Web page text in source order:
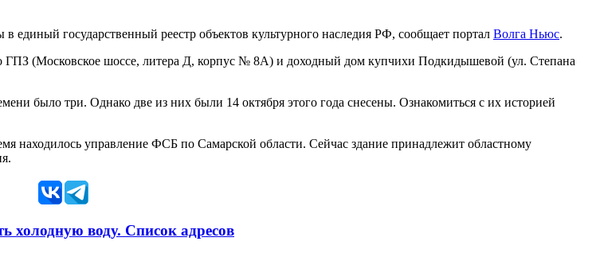
единый государственный реестр объектов культурного наследия РФ, сообщает портал Волга Ньюс.
ГПЗ (Московское шоссе, литера Д, корпус № 8А) и доходный дом купчихи Подкидышевой (ул. Степана
было три. Однако две из них были 14 октября этого года снесены. Ознакомиться с их историей
находилось управление ФСБ по Самарской области. Сейчас здание принадлежит областному
холодную воду. Список адресов